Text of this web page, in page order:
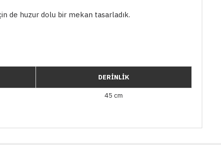
de huzur dolu bir mekan tasarladık.
DERİNLİK
45 cm